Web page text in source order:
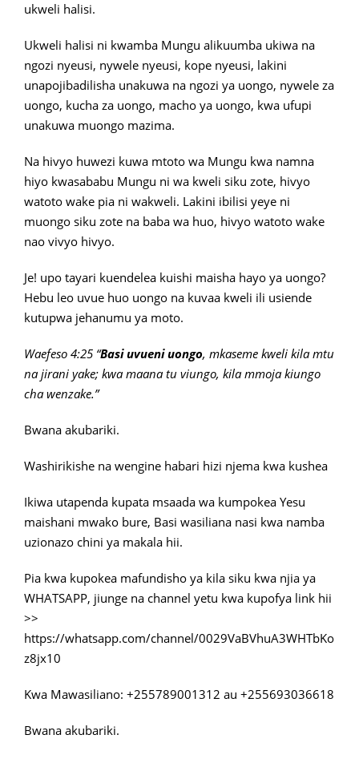
ukweli halisi.
Ukweli halisi ni kwamba Mungu alikuumba ukiwa na
ngozi nyeusi, nywele nyeusi, kope nyeusi, lakini
unapojibadilisha unakuwa na ngozi ya uongo, nywele za
uongo, kucha za uongo, macho ya uongo, kwa ufupi
unakuwa muongo mazima.
Na hivyo huwezi kuwa mtoto wa Mungu kwa namna
hiyo kwasababu Mungu ni wa kweli siku zote, hivyo
watoto wake pia ni wakweli. Lakini ibilisi yeye ni
muongo siku zote na baba wa huo, hivyo watoto wake
nao vivyo hivyo.
Je! upo tayari kuendelea kuishi maisha hayo ya uongo?
Hebu leo uvue huo uongo na kuvaa kweli ili usiende
kutupwa jehanumu ya moto.
Waefeso 4:25 “Basi uvueni uongo, mkaseme kweli kila mtu
na jirani yake; kwa maana tu viungo, kila mmoja kiungo
cha wenzake.”
Bwana akubariki.
Washirikishe na wengine habari hizi njema kwa kushea
Ikiwa utapenda kupata msaada wa kumpokea Yesu
maishani mwako bure, Basi wasiliana nasi kwa namba
uzionazo chini ya makala hii.
Pia kwa kupokea mafundisho ya kila siku kwa njia ya
WHATSAPP, jiunge na channel yetu kwa kupofya link hii
>>
https://whatsapp.com/channel/0029VaBVhuA3WHTbKo
z8jx10
Kwa Mawasiliano: +255789001312 au +255693036618
Bwana akubariki.